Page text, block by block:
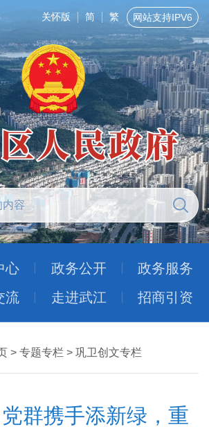
关怀版 简 繁 网站支持IPV6
心 政务公开
政务服务
流
走进武江 招商引资
> 专题专栏 > 巩卫创文专栏
群携手添新绿，重